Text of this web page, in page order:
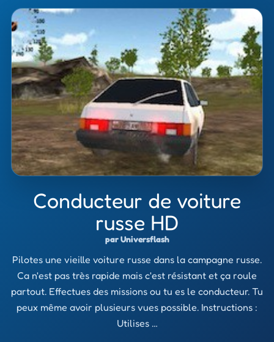
Conducteur de voiture
russe HD
par Universflash
Pilotes une vieille voiture russe dans la campagne russe.
Ca n'est pas très rapide mais c'est résistant et ça roule
partout. Effectues des missions ou tu es le conducteur. Tu
peux même avoir plusieurs vues possible. Instructions :
Utilises …